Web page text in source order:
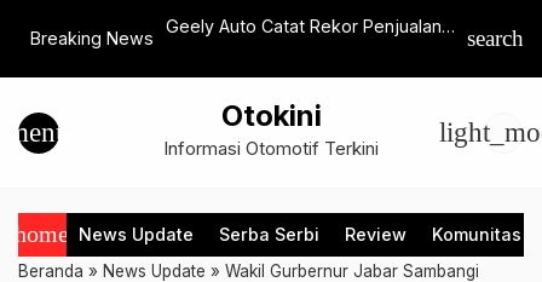
Breaking News
Umum Periode
Geely Auto Catat Rekor Penjualan
Global dan Elektrifikasi
Jetour
search
menu Otokini
Informasi Otomotif Terkini
home News Update Serba Serbi Review Komunitas
Beranda » News Update » Wakil Gurbernur Jabar Sambangi